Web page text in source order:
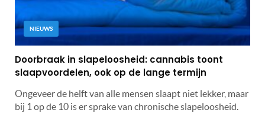
NIEUWS
Doorbraak in slapeloosheid: cannabis toont
slaapvoordelen, ook op de lange termijn
Ongeveer de helft van alle mensen slaapt niet lekker, maar
bij 1 op de 10 is er sprake van chronische slapeloosheid.